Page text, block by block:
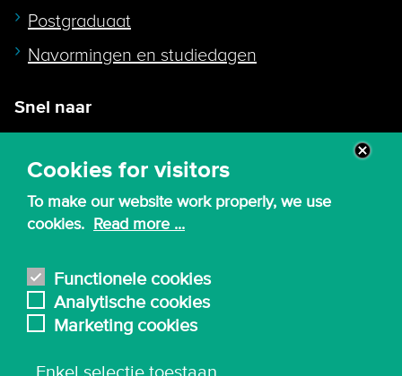
Cookies for visitors
To make our website work properly, we use
cookies. Read more ...
Functionele cookies
Analytische cookies
Marketing cookies
Postgraduaat
Navormingen en studiedagen
Snel naar
Webmail
Canvas
Bibliotheek
English